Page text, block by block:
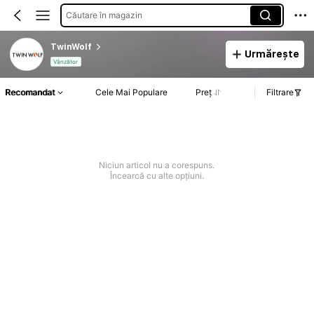
Căutare în magazin
TwinWolf
Vânzător
Urmărește
Recomandat Cele Mai Populare Preț Filtrare
Niciun articol nu a corespuns.
Încearcă cu alte opțiuni.